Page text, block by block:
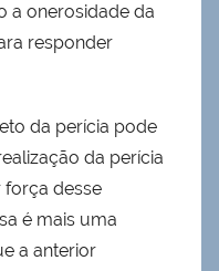
a onerosidade da
responder
da perícia pode
da perícia
desse
é mais uma
a anterior